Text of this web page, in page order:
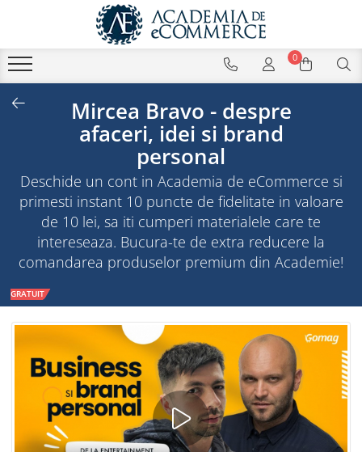
0
Mircea Bravo - despre
afaceri, idei si brand
personal
Deschide un cont in Academia de eCommerce si
primesti instant 10 puncte de fidelitate in valoare
de 10 lei, sa iti cumperi materialele care te
intereseaza. Bucura-te de extra reducere la
comandarea produselor premium din Academie!
GRATUIT